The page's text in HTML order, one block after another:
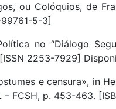
ou Colóquios, de
5-3]
no “Diálogo
2253-7929]
e censura», in
– FCSH, p. 453-463.